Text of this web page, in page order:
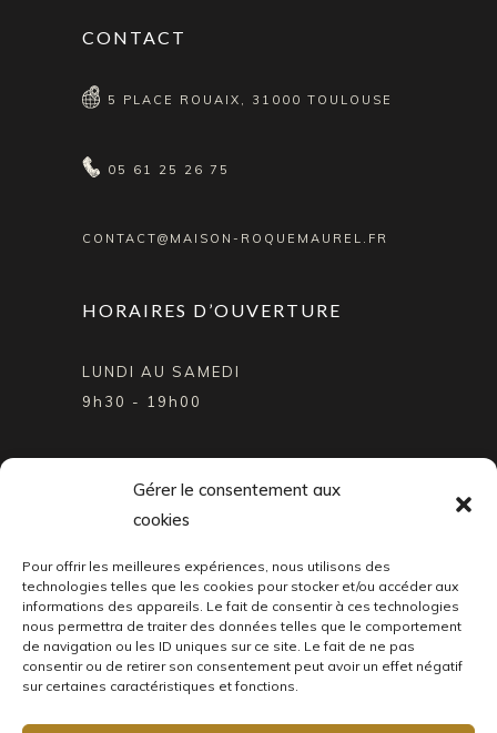
Gérer le consentement aux
cookies
Pour offrir les meilleures expériences, nous utilisons des
technologies telles que les cookies pour stocker et/ou accéder aux
informations des appareils. Le fait de consentir à ces technologies
nous permettra de traiter des données telles que le comportement
de navigation ou les ID uniques sur ce site. Le fait de ne pas
consentir ou de retirer son consentement peut avoir un effet négatif
sur certaines caractéristiques et fonctions.
CONTACT
5 PLACE ROUAIX, 31000 TOULOUSE
05 61 25 26 75
CONTACT@MAISON-ROQUEMAUREL.FR
HORAIRES D’OUVERTURE
LUNDI AU SAMEDI
9h30 - 19h00